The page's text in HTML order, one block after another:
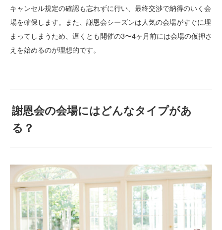
キャンセル規定の確認も忘れずに行い、最終交渉で納得のいく会
場を確保します。また、謝恩会シーズンは人気の会場がすぐに埋
まってしまうため、遅くとも開催の3〜4ヶ月前には会場の仮押さ
えを始めるのが理想的です。
謝恩会の会場にはどんなタイプがあ
る？